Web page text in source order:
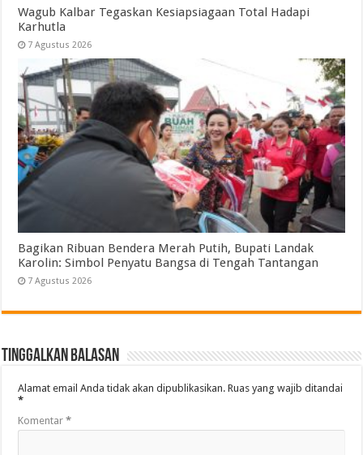
Wagub Kalbar Tegaskan Kesiapsiagaan Total Hadapi
Karhutla
7 Agustus 2026
Bagikan Ribuan Bendera Merah Putih, Bupati Landak
Karolin: Simbol Penyatu Bangsa di Tengah Tantangan
7 Agustus 2026
Tinggalkan Balasan
Alamat email Anda tidak akan dipublikasikan. Ruas yang wajib ditandai
*
Komentar*